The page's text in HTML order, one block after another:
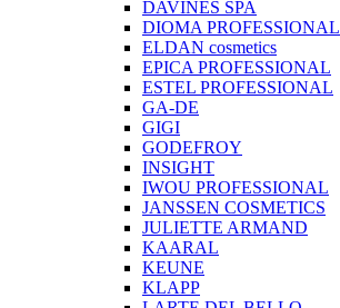
DAVINES SPA
DIOMA PROFESSIONAL
ELDAN cosmetics
EPICA PROFESSIONAL
ESTEL PROFESSIONAL
GA-DE
GIGI
GODEFROY
INSIGHT
IWOU PROFESSIONAL
JANSSEN COSMETICS
JULIETTE ARMAND
KAARAL
KEUNE
KLAPP